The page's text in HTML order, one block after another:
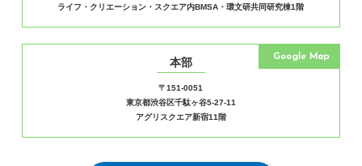
ライフ・クリエーション・スクエア内BMSA・環文研共同研究棟1階
本部
〒151-0051
東京都渋谷区千駄ヶ谷5-27-11
アグリスクエア新宿11階
Google Map